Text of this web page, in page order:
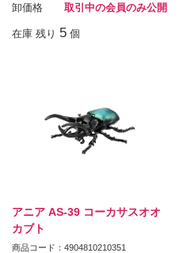
卸価格
取引中の会員のみ公開
在庫 残り 5 個
アニア AS-39 コーカサスオオ
カブト
商品コード：4904810210351